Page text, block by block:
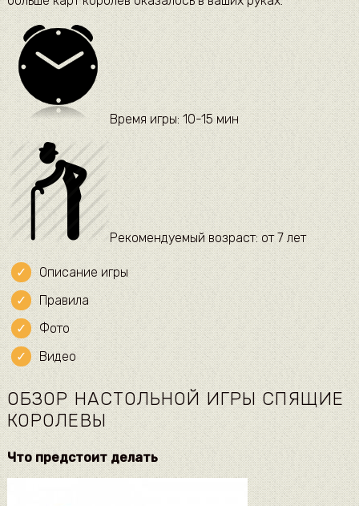
Время игры: 10-15 мин
Рекомендуемый возраст: от 7 лет
Описание игры
Правила
Фото
Видео
ОБЗОР НАСТОЛЬНОЙ ИГРЫ СПЯЩИЕ
КОРОЛЕВЫ
Что предстоит делать